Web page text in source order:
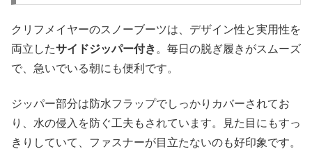
クリフメイヤーのスノーブーツは、デザイン性と実用性を
両立したサイドジッパー付き。毎日の脱ぎ履きがスムーズ
で、急いでいる朝にも便利です。
ジッパー部分は防水フラップでしっかりカバーされてお
り、水の侵入を防ぐ工夫もされています。見た目にもすっ
きりしていて、ファスナーが目立たないのも好印象です。